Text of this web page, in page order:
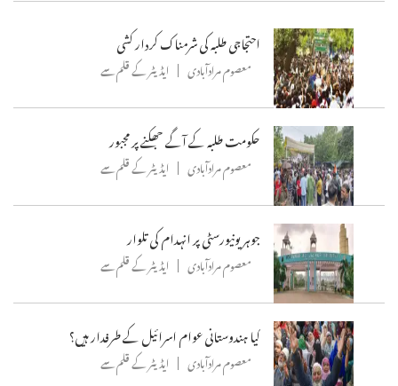
احتجاجی طلبہ کی شرمناک کردار کشی
معصوم مرادآبادی ایڈیٹر کے قلم سے
حکومت طلبہ کے آگے جھکنے پر مجبور
معصوم مرادآبادی ایڈیٹر کے قلم سے
جوہر یونیورسٹی پر انہدام کی تلوار
معصوم مرادآبادی ایڈیٹر کے قلم سے
کیا ہندوستانی عوام اسرائیل کے طرفدار ہیں؟
معصوم مرادآبادی ایڈیٹر کے قلم سے